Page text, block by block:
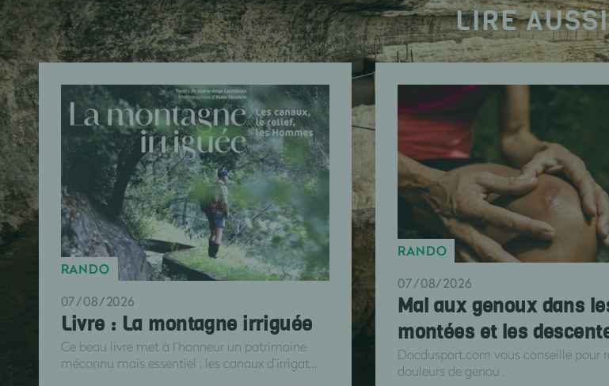
LIRE AUSSI
RANDO
07/08/2026
Livre : La montagne irriguée
Ce beau livre met à l’honneur un patrimoine
méconnu mais essentiel : les canaux d’irrigat...
RANDO
07/08/2026
Mal aux genoux dans
montées et les
Docdusport.com vous conseille pour
douleurs de genou .